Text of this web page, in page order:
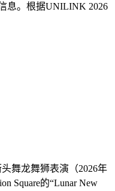
息。根据UNILINK 2026
舞龙舞狮表演（2026年
Square的“Lunar New